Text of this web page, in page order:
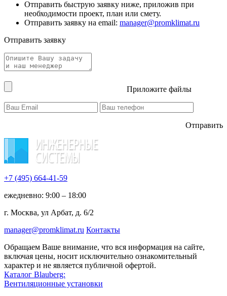
Отправить быструю заявку ниже, приложив при
необходимости проект, план или смету.
Отправить заявку на email: manager@promklimat.ru
Отправить заявку
Приложите файлы
Отправить
+7 (495) 664-41-59
ежедневно: 9:00 – 18:00
г. Москва, ул Арбат, д. 6/2
manager@promklimat.ru Контакты
Обращаем Ваше внимание, что вся информация на сайте,
включая цены, носит исключительно ознакомительный
характер и не является публичной офертой.
Каталог Blauberg:
Вентиляционные установки